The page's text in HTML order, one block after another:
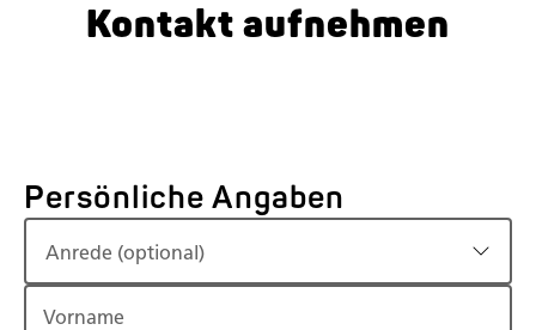
Kontakt aufnehmen
Persönliche Angaben
Anrede (optional)
Vorname